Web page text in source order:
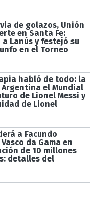
de golazos, Unión
en Santa Fe:
a Lanús y festejó su
en el Torneo
habló de todo: la
Argentina el Mundial
de Lionel Messi y
de Lionel
a Facundo
da Gama en
de 10 millones
detalles del